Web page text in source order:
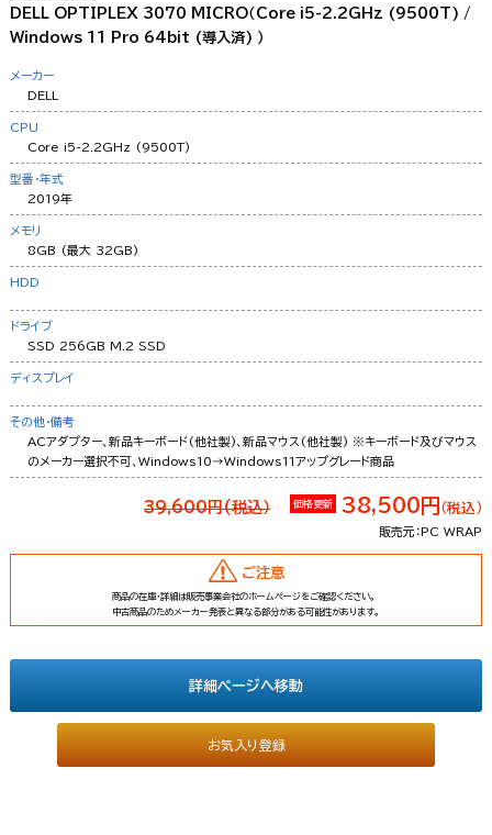
DELL OPTIPLEX 3070 MICRO（Core i5-2.2GHz (9500T) /
Windows 11 Pro 64bit (導入済) ）
メーカー
DELL
CPU
Core i5-2.2GHz (9500T)
型番・年式
2019年
メモリ
8GB (最大 32GB)
HDD
ドライブ
SSD 256GB M.2 SSD
ディスプレイ
その他・備考
ACアダプター、新品キーボード(他社製)、新品マウス(他社製) ※キーボード及びマウス
のメーカー選択不可、Windows10→Windows11アップグレード商品
39,600円(税込） 価格更新 38,500円 （税込）
販売元：PC WRAP
ご注意
商品の在庫・詳細は販売事業会社のホームページをご確認ください。
中古商品のためメーカー発表と異なる部分がある可能性があります。
詳細ページへ移動
お気入り登録